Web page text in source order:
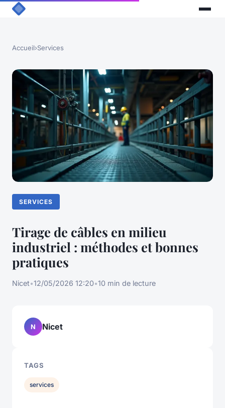
Accueil›Services
SERVICES
Tirage de câbles en milieu
industriel : méthodes et bonnes
pratiques
Nicet•12/05/2026 12:20•10 min de lecture
N Nicet
TAGS
services